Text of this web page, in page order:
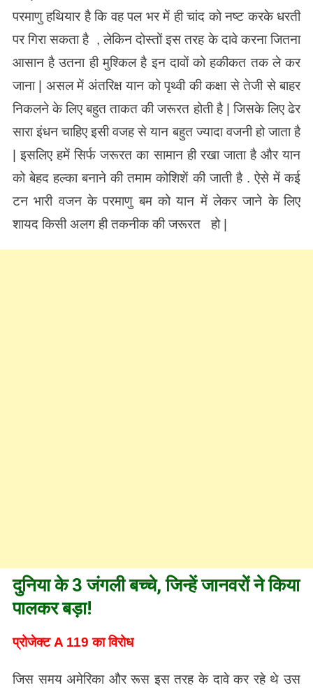
परमाणु हथियार है कि वह पल भर में ही चांद को नष्ट करके धरती
पर गिरा सकता है , लेकिन दोस्तों इस तरह के दावे करना जितना
आसान है उतना ही मुश्किल है इन दावों को हकीकत तक ले कर
जाना | असल में अंतरिक्ष यान को पृथ्वी की कक्षा से तेजी से बाहर
निकलने के लिए बहुत ताकत की जरूरत होती है | जिसके लिए ढेर
सारा इंधन चाहिए इसी वजह से यान बहुत ज्यादा वजनी हो जाता है
| इसलिए हमें सिर्फ जरूरत का सामान ही रखा जाता है और यान
को बेहद हल्का बनाने की तमाम कोशिशें की जाती है . ऐसे में कई
टन भारी वजन के परमाणु बम को यान में लेकर जाने के लिए
शायद किसी अलग ही तकनीक की जरूरत हो |
दुनिया के 3 जंगली बच्चे, जिन्हें जानवरों ने किया
पालकर बड़ा!
प्रोजेक्ट A 119 का विरोध
जिस समय अमेरिका और रूस इस तरह के दावे कर रहे थे उस